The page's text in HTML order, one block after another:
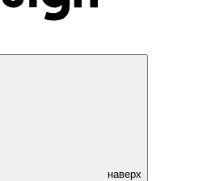
наверх